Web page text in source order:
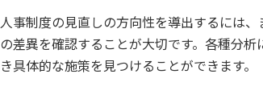
人事制度の見直しの方向性を導出するには
の差異を確認することが大切です。各種分
き具体的な施策を見つけることができます。